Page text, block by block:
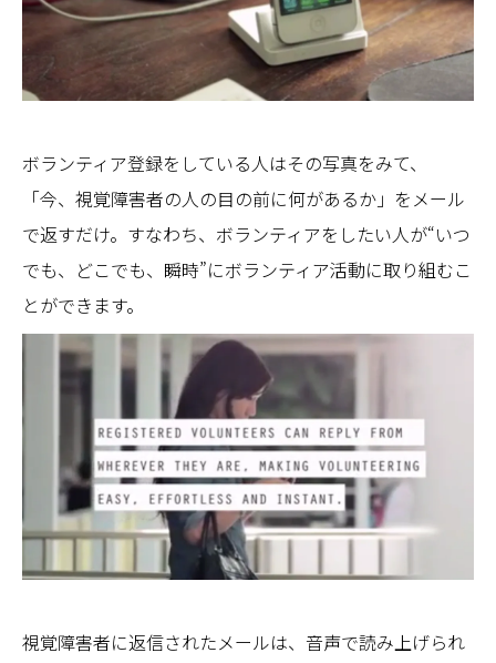
ボランティア登録をしている人はその写真をみて、
「今、視覚障害者の人の目の前に何があるか」をメール
で返すだけ。すなわち、ボランティアをしたい人が“いつ
でも、どこでも、瞬時”にボランティア活動に取り組むこ
とができます。
視覚障害者に返信されたメールは、音声で読み上げられ